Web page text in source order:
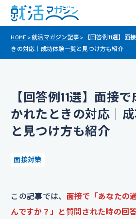
HOME >就活マガジン記事 >
【回答例11選】面
きの対応｜成功体験一覧と見つけ方も紹介
【回答例11選】面接
かれたときの対応｜
と見つけ方も紹介
面接対策
この記事では、 面接で「あなたの
んですか？」と質問された時の回